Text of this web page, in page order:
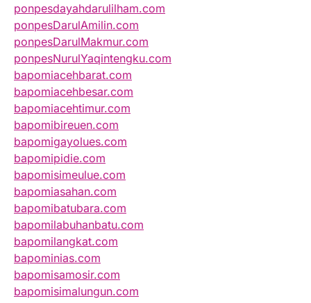
ponpesdayahdarulilham.com
ponpesDarulAmilin.com
ponpesDarulMakmur.com
ponpesNurulYaqintengku.com
bapomiacehbarat.com
bapomiacehbesar.com
bapomiacehtimur.com
bapomibireuen.com
bapomigayolues.com
bapomipidie.com
bapomisimeulue.com
bapomiasahan.com
bapomibatubara.com
bapomilabuhanbatu.com
bapomilangkat.com
bapominias.com
bapomisamosir.com
bapomisimalungun.com